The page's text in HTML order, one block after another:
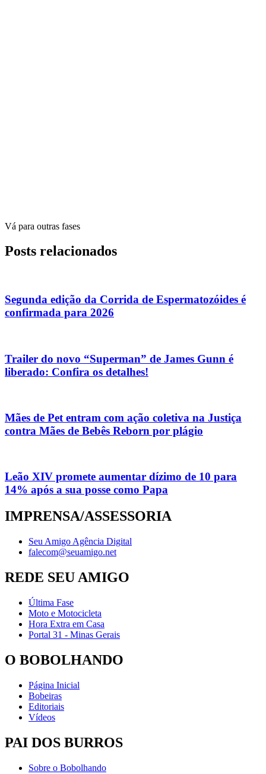
Vá para outras fases
Posts relacionados
Segunda edição da Corrida de Espermatozóides é
confirmada para 2026
Trailer do novo “Superman” de James Gunn é
liberado: Confira os detalhes!
Mães de Pet entram com ação coletiva na Justiça
contra Mães de Bebês Reborn por plágio
Leão XIV promete aumentar dízimo de 10 para
14% após a sua posse como Papa
IMPRENSA/ASSESSORIA
Seu Amigo Agência Digital
falecom@seuamigo.net
REDE SEU AMIGO
Última Fase
Moto e Motocicleta
Hora Extra em Casa
Portal 31 - Minas Gerais
O BOBOLHANDO
Página Inicial
Bobeiras
Editoriais
Vídeos
PAI DOS BURROS
Sobre o Bobolhando